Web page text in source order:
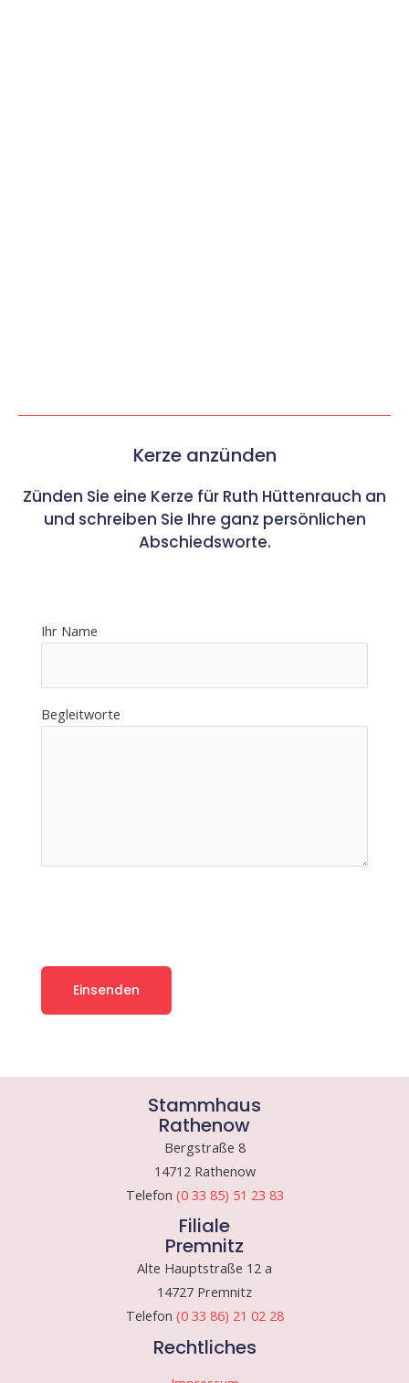
Kerze anzünden
Zünden Sie eine Kerze für Ruth Hüttenrauch an
und schreiben Sie Ihre ganz persönlichen
Abschiedsworte.
Ihr Name
Begleitworte
Stammhaus
Rathenow
Bergstraße 8
14712 Rathenow
Telefon (0 33 85) 51 23 83
Filiale
Premnitz
Alte Hauptstraße 12 a
14727 Premnitz
Telefon (0 33 86) 21 02 28
Rechtliches